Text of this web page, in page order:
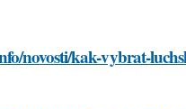
novosti/kak-vybrat-